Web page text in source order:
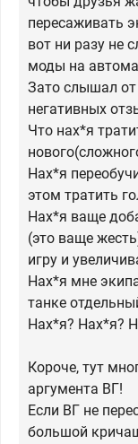
пересаживать
вот ни разу не
моды на
Зато слышал
негативных
Что нах*я
Нах*я
этом тратить
Нах*я ваще
(это ваще
игру и
Нах*я мне
танке
Нах*я? Нах*я?
Короче, тут
аргумента ВГ!
Если ВГ не
большой